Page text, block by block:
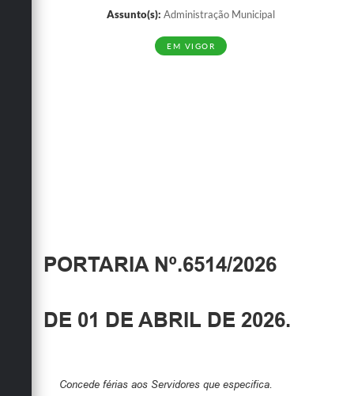
Assunto(s): Administração Municipal
EM VIGOR
PORTARIA Nº.6514/2026
DE 01 DE ABRIL DE 2026.
Concede férias aos Servidores que especifica.